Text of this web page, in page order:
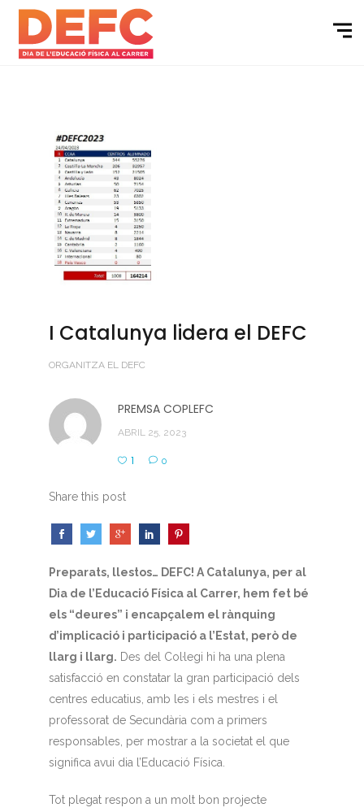
I Catalunya lidera el DEFC
ORGANITZA EL DEFC
PREMSA COPLEFC
ABRIL 25, 2023
1 0
Share this post
Preparats, llestos… DEFC! A Catalunya, per al
Dia de l’Educació Física al Carrer, hem fet bé
els “deures” i encapçalem el rànquing
d’implicació i participació a l’Estat, però de
llarg i llarg. Des del Col·legi hi ha una plena
satisfacció en constatar la gran participació dels
centres educatius, amb les i els mestres i el
professorat de Secundària com a primers
responsables, per mostrar a la societat el que
significa avui dia l’Educació Física.
Tot plegat respon a un molt bon projecte